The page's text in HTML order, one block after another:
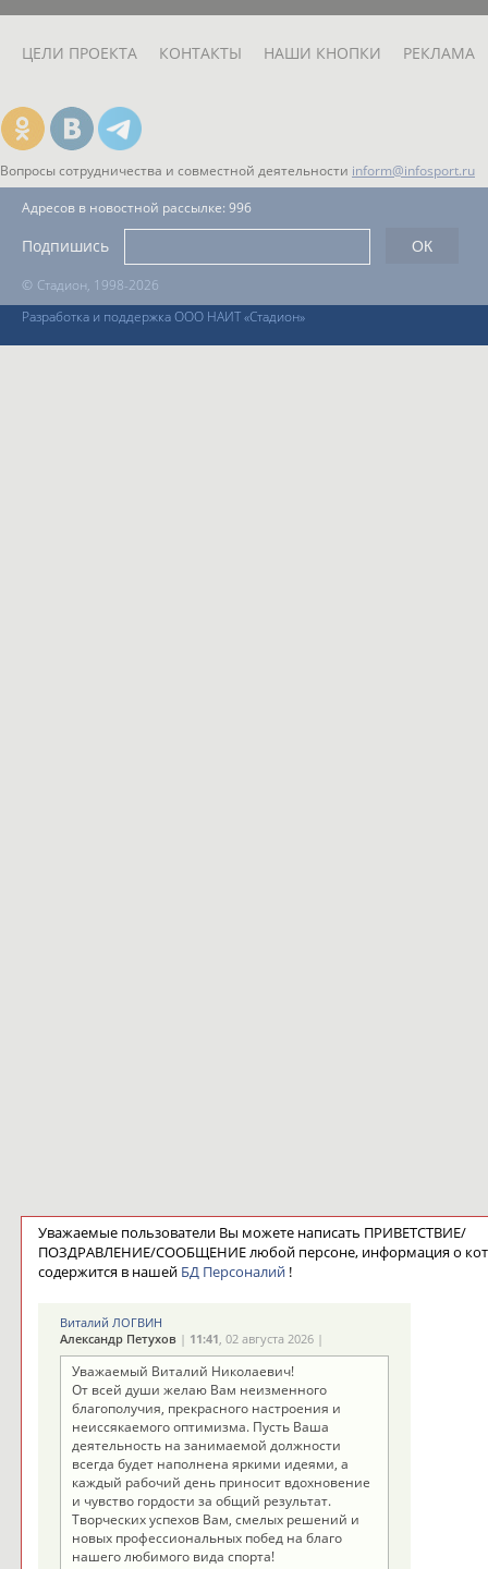
ЦЕЛИ ПРОЕКТА КОНТАКТЫ НАШИ КНОПКИ РЕКЛАМА
Вопросы сотрудничества и совместной деятельности inform@infosport.ru
© Стадион, 1998-2026
Разработка и поддержка ООО НАИТ «Стадион»
Адресов в новостной рассылке: 996
Подпишись
Уважаемые пользователи Вы можете написать ПРИВЕТСТВИЕ/
ПОЗДРАВЛЕНИЕ/СООБЩЕНИЕ любой персоне, информация о
содержится в нашей БД Персоналий!
Виталий ЛОГВИН
Александр Петухов| 11:41, 02 августа 2026 |
Уважаемый Виталий Николаевич!
От всей души желаю Вам неизменного
благополучия, прекрасного настроения и
неиссякаемого оптимизма. Пусть Ваша
деятельность на занимаемой должности
всегда будет наполнена яркими идеями, а
каждый рабочий день приносит вдохновение
и чувство гордости за общий результат.
Творческих успехов Вам, смелых решений и
новых профессиональных побед на благо
нашего любимого вида спорта!